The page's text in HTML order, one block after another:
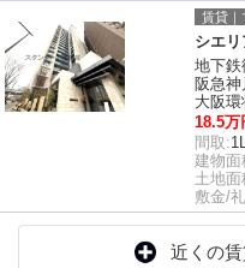
賃貸｜
シエ
地下鉄
阪急神
大阪
18.5万
間取:
建物面
土地面
敷金/
近くの